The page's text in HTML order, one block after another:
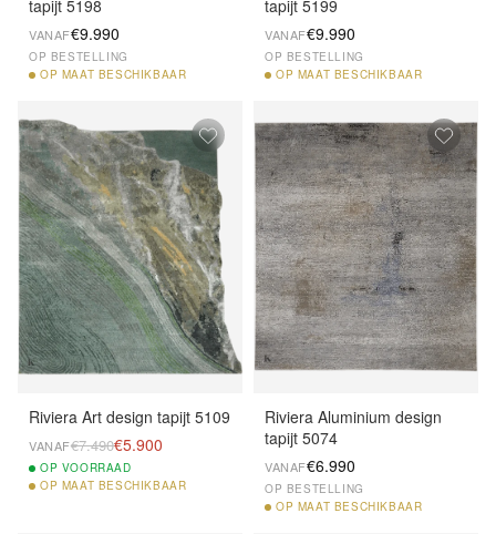
tapijt 5198
VANAF€9.990
OP BESTELLING
OP MAAT BESCHIKBAAR
tapijt 5199
VANAF€9.990
OP BESTELLING
OP MAAT BESCHIKBAAR
Riviera Art design tapijt 5109
VANAF€7.490€5.900
OP VOORRAAD
OP MAAT BESCHIKBAAR
Riviera Aluminium design
tapijt 5074
VANAF€6.990
OP BESTELLING
OP MAAT BESCHIKBAAR